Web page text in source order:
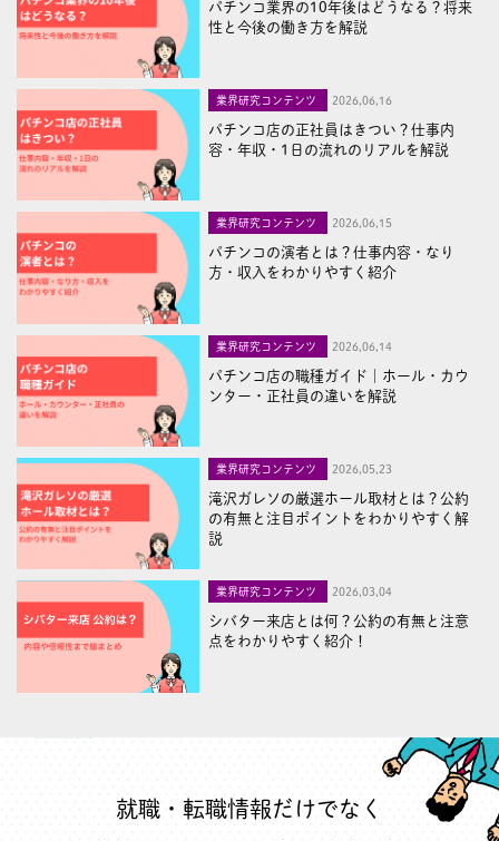
パチンコ業界の10年後はどうなる？将来
性と今後の働き方を解説
業界研究コンテンツ 2026,06,16
パチンコ店の正社員はきつい？仕事内
容・年収・1日の流れのリアルを解説
業界研究コンテンツ 2026,06,15
パチンコの演者とは？仕事内容・なり
方・収入をわかりやすく紹介
業界研究コンテンツ 2026,06,14
パチンコ店の職種ガイド｜ホール・カウ
ンター・正社員の違いを解説
業界研究コンテンツ 2026,05,23
滝沢ガレソの厳選ホール取材とは？公約
の有無と注目ポイントをわかりやすく解
説
業界研究コンテンツ 2026,03,04
シバター来店とは何？公約の有無と注意
点をわかりやすく紹介！
就職・転職情報だけでなく